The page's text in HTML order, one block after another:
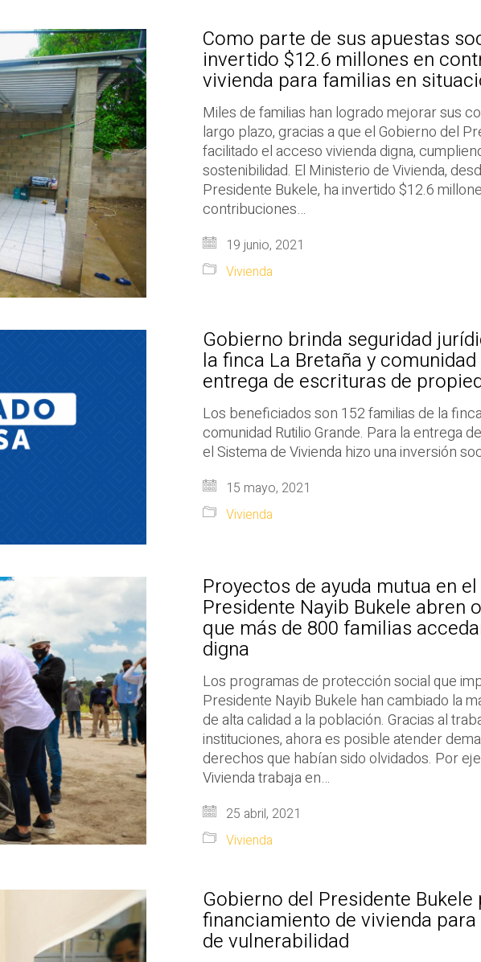
Como parte de sus apuestas
invertido $12.6 millones en
vivienda para familias en
Miles de familias han logrado mejorar sus
largo plazo, gracias a que el Gobierno del
facilitado el acceso vivienda digna,
sostenibilidad. El Ministerio de Vivienda,
Presidente Bukele, ha invertido $12.6
contribuciones…
19 junio, 2021
Vivienda
Gobierno brinda seguridad
la finca La Bretaña y
entrega de escrituras de
Los beneficiados son 152 familias de la
comunidad Rutilio Grande. Para la entrega
el Sistema de Vivienda hizo una inversión
15 mayo, 2021
Vivienda
Proyectos de ayuda mutua en
Presidente Nayib Bukele abren
que más de 800 familias
digna
Los programas de protección social que
Presidente Nayib Bukele han cambiado la
de alta calidad a la población. Gracias al
instituciones, ahora es posible atender
derechos que habían sido olvidados. Por
Vivienda trabaja en…
25 abril, 2021
Vivienda
Gobierno del Presidente
financiamiento de vivienda
de vulnerabilidad